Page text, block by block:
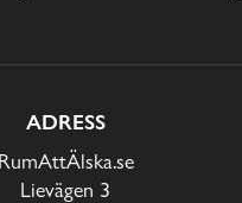
ADRESS
RumAttÄlska.se
Lievägen 3